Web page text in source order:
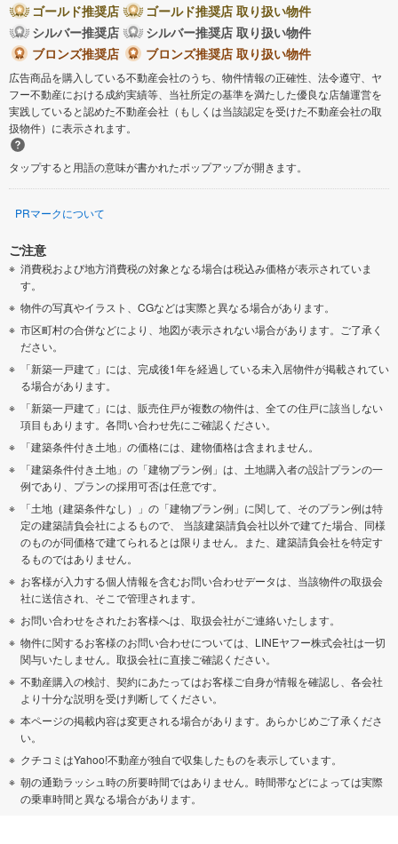
ゴールド推奨店
ゴールド推奨店 取り扱い物件
シルバー推奨店
シルバー推奨店 取り扱い物件
ブロンズ推奨店
ブロンズ推奨店 取り扱い物件
広告商品を購入している不動産会社のうち、物件情報の正確性、法令遵守、ヤ
フー不動産における成約実績等、当社所定の基準を満たした優良な店舗運営を
実践していると認めた不動産会社（もしくは当該認定を受けた不動産会社の取
扱物件）に表示されます。
タップすると用語の意味が書かれたポップアップが開きます。
PRマークについて
ご注意
消費税および地方消費税の対象となる場合は税込み価格が表示されていま
す。
物件の写真やイラスト、CGなどは実際と異なる場合があります。
市区町村の合併などにより、地図が表示されない場合があります。ご了承く
ださい。
「新築一戸建て」には、完成後1年を経過している未入居物件が掲載されてい
る場合があります。
「新築一戸建て」には、販売住戸が複数の物件は、全ての住戸に該当しない
項目もあります。各問い合わせ先にご確認ください。
「建築条件付き土地」の価格には、建物価格は含まれません。
「建築条件付き土地」の「建物プラン例」は、土地購入者の設計プランの一
例であり、プランの採用可否は任意です。
「土地（建築条件なし）」の「建物プラン例」に関して、そのプラン例は特
定の建築請負会社によるもので、 当該建築請負会社以外で建てた場合、同様
のものが同価格で建てられるとは限りません。また、建築請負会社を特定す
るものではありません。
お客様が入力する個人情報を含むお問い合わせデータは、当該物件の取扱会
社に送信され、そこで管理されます。
お問い合わせをされたお客様へは、取扱会社がご連絡いたします。
物件に関するお客様のお問い合わせについては、LINEヤフー株式会社は一切
関与いたしません。取扱会社に直接ご確認ください。
不動産購入の検討、契約にあたってはお客様ご自身が情報を確認し、各会社
より十分な説明を受け判断してください。
本ページの掲載内容は変更される場合があります。あらかじめご了承くださ
い。
クチコミはYahoo!不動産が独自で収集したものを表示しています。
朝の通勤ラッシュ時の所要時間ではありません。時間帯などによっては実際
の乗車時間と異なる場合があります。